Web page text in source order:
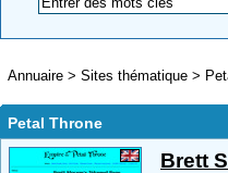
Annuaire > Sites thématique >
Petal Throne
Brett